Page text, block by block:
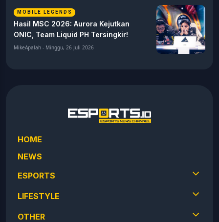
MOBILE LEGENDS
Hasil MSC 2026: Aurora Kejutkan
ONIC, Team Liquid PH Tersingkir!
MikeApalah - Minggu, 26 Juli 2026
HOME
NEWS
ESPORTS
LIFESTYLE
OTHER